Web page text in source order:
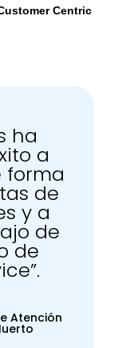
Centric
ha
a
forma
de
y a
de
de
Atención